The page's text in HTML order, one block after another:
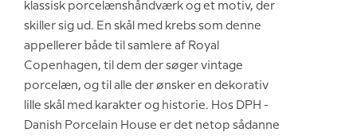
klassisk porcelænshåndværk og et motiv, der
skiller sig ud. En skål med krebs som denne
appellerer både til samlere af Royal
Copenhagen, til dem der søger vintage
porcelæn, og til alle der ønsker en dekorativ
lille skål med karakter og historie. Hos DPH -
Danish Porcelain House er det netop sådanne